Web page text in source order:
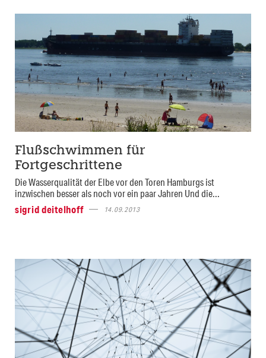
Flußschwimmen für
Fortgeschrittene
Die Wasserqualität der Elbe vor den Toren Hamburgs ist
inzwischen besser als noch vor ein paar Jahren Und die...
sigrid deitelhoff
14.09.2013